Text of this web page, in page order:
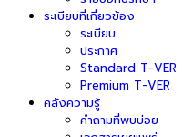
ระเบียบที่เกี่ยวข้อง
ระเบียบ
ประกาศ
Standard T-VER
Premium T-VER
คลังความรู้
คำถามที่พบบ่อย